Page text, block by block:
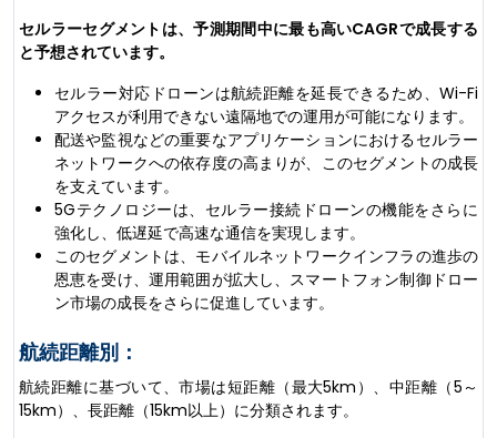
セルラーセグメントは、予測期間中に最も高いCAGRで成長する
と予想されています。
セルラー対応ドローンは航続距離を延長できるため、Wi-Fi
アクセスが利用できない遠隔地での運用が可能になります。
配送や監視などの重要なアプリケーションにおけるセルラー
ネットワークへの依存度の高まりが、このセグメントの成長
を支えています。
5Gテクノロジーは、セルラー接続ドローンの機能をさらに
強化し、低遅延で高速な通信を実現します。
このセグメントは、モバイルネットワークインフラの進歩の
恩恵を受け、運用範囲が拡大し、スマートフォン制御ドロー
ン市場の成長をさらに促進しています。
航続距離別：
航続距離に基づいて、市場は短距離（最大5km）、中距離（5～
15km）、長距離（15km以上）に分類されます。